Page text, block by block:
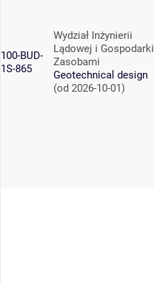
100-BUD-
1S-865
Wydział Inżynierii
Lądowej i Gospodarki
Zasobami
Geotechnical design
(od 2026-10-01)